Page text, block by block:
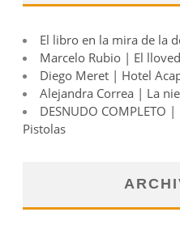
El libro en la mira de la
Marcelo Rubio | El
Diego Meret | Hotel
Alejandra Correa | La
DESNUDO COMPLETO
Pistolas